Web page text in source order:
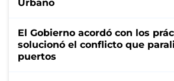
Urbano
El Gobierno acordó con los
solucionó el conflicto que
puertos